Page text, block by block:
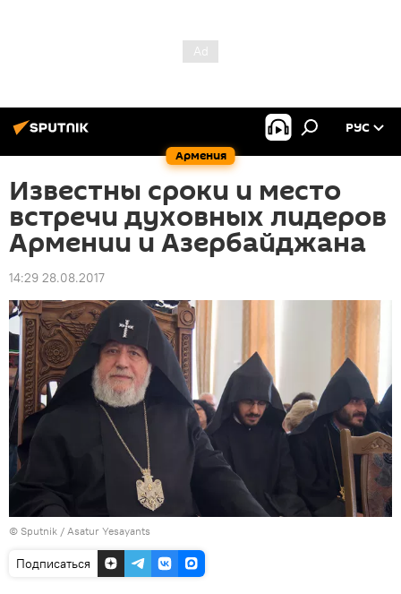
Армения
РУС
Известны сроки и место
встречи духовных лидеров
Армении и Азербайджана
14:29 28.08.2017
© Sputnik / Asatur Yesayants
Подписаться